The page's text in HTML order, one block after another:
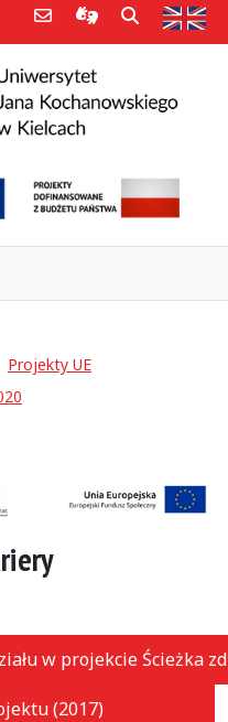
Poczta e-mailInformacje dla
Szukaj
Projekty UE
w projekcie Ścieżka
(2017)